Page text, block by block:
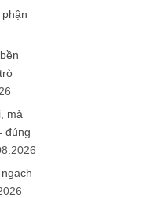
mà
đúng